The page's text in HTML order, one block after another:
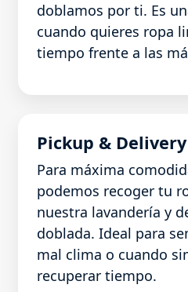
doblamos por ti. Es
cuando quieres ropa
tiempo frente a las
Pickup & Delivery
Para máxima
podemos recoger tu
nuestra lavandería y
doblada. Ideal para
mal clima o cuando
recuperar tiempo.